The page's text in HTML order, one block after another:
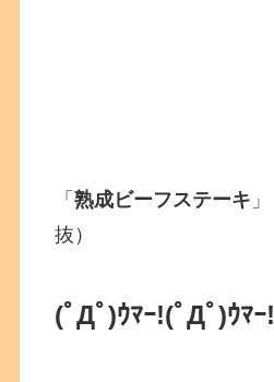
「熟成ビーフステーキ
抜）
(ﾟДﾟ)ｳﾏｰ!(ﾟДﾟ)ｳﾏｰ!